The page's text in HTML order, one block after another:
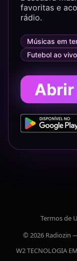
favoritas e
rádio.
Músicas em
Futebol ao vivo
Abrir
Termos de
© 2026 Radiozin
W2 TECNOLOGIA